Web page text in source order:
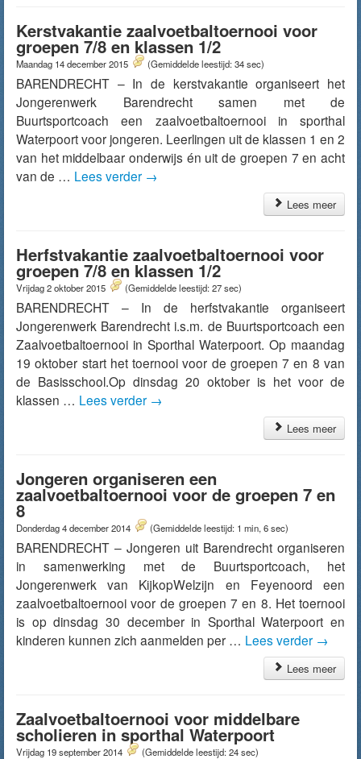
Kerstvakantie zaalvoetbaltoernooi voor
groepen 7/8 en klassen 1/2
Maandag 14 december 2015 (Gemiddelde leestijd: 34 sec)
BARENDRECHT – In de kerstvakantie organiseert het
Jongerenwerk Barendrecht samen met de
Buurtsportcoach een zaalvoetbaltoernooi in sporthal
Waterpoort voor jongeren. Leerlingen uit de klassen 1 en 2
van het middelbaar onderwijs én uit de groepen 7 en acht
van de … Lees verder →
Lees meer
Herfstvakantie zaalvoetbaltoernooi voor
groepen 7/8 en klassen 1/2
Vrijdag 2 oktober 2015 (Gemiddelde leestijd: 27 sec)
BARENDRECHT – In de herfstvakantie organiseert
Jongerenwerk Barendrecht i.s.m. de Buurtsportcoach een
Zaalvoetbaltoernooi in Sporthal Waterpoort. Op maandag
19 oktober start het toernooi voor de groepen 7 en 8 van
de Basisschool.Op dinsdag 20 oktober is het voor de
klassen … Lees verder →
Lees meer
Jongeren organiseren een
zaalvoetbaltoernooi voor de groepen 7 en
8
Donderdag 4 december 2014 (Gemiddelde leestijd: 1 min, 6 sec)
BARENDRECHT – Jongeren uit Barendrecht organiseren
in samenwerking met de Buurtsportcoach, het
Jongerenwerk van KijkopWelzijn en Feyenoord een
zaalvoetbaltoernooi voor de groepen 7 en 8. Het toernooi
is op dinsdag 30 december in Sporthal Waterpoort en
kinderen kunnen zich aanmelden per … Lees verder →
Lees meer
Zaalvoetbaltoernooi voor middelbare
scholieren in sporthal Waterpoort
Vrijdag 19 september 2014 (Gemiddelde leestijd: 24 sec)